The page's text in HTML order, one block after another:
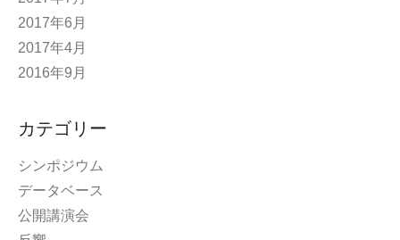
2017年6月
2017年4月
2016年9月
カテゴリー
シンポジウム
データベース
公開講演会